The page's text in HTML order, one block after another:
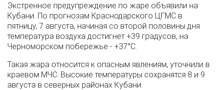
Экстренное предупреждение по жаре объявили на
Кубани. По прогнозам Краснодарского ЦГМС в
пятницу, 7 августа, начиная со второй половины дня
температура воздуха достигнет +39 градусов, на
Черноморском побережье - +37°­С.
Такая жара относится к опасным явлениям, уточнили в
краевом МЧС. Высокие температуры сохранятся 8 и 9
августа в северных районах Кубани.